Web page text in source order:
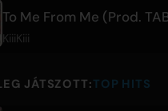
KiiiKiii
JÁTSZOTT:TOP HITS